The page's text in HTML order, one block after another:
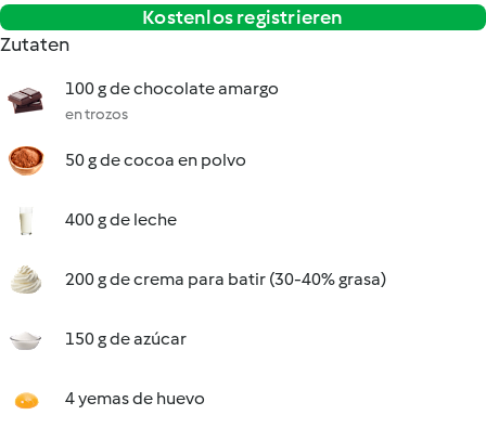
Kostenlos registrieren
Zutaten
100 g de chocolate amargo
en trozos
50 g de cocoa en polvo
400 g de leche
200 g de crema para batir (30-40% grasa)
150 g de azúcar
4 yemas de huevo